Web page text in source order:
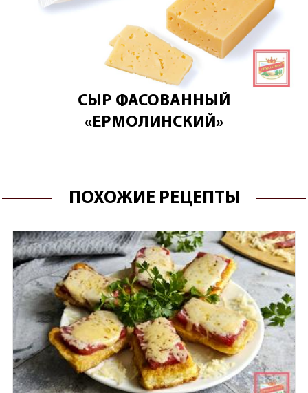
СЫР ФАСОВАННЫЙ
«ЕРМОЛИНСКИЙ»
ПОХОЖИЕ РЕЦЕПТЫ